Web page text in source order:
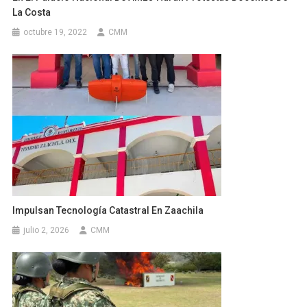
La Costa
octubre 19, 2022 CMM
Impulsan Tecnología Catastral En Zaachila
julio 2, 2026 CMM